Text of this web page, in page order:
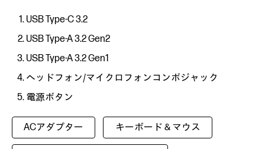
USB Type-C 3.2
USB Type-A 3.2 Gen2
USB Type-A 3.2 Gen1
ヘッドフォン/マイクロフォンコンボジャック
電源ボタン
ACアダプター キーボード＆マウス